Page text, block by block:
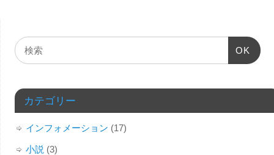
OK
カテゴリー
インフォメーション (17)
小説 (3)